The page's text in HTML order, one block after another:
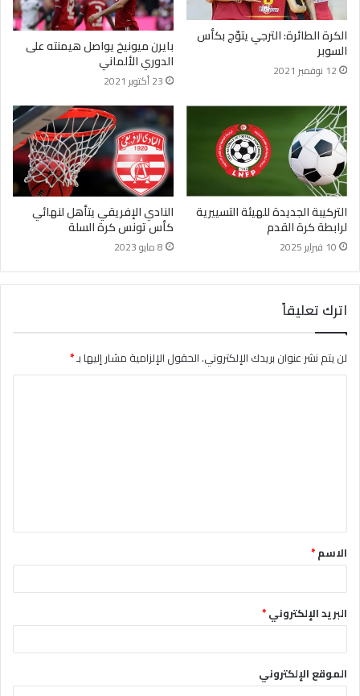
الكرة الطائرة: الترجي يتوّج بكأس
السوبر
12 نوفمبر 2021
بايرن ميونيخ يواصل هيمنته على
الدوري الألماني
23 أكتوبر 2021
التركيبة الجديدة للهيئة التسييرية
لرابطة كرة القدم
10 فبراير 2025
النادي الإفريقي يتأهل لنهائي
كأس تونس كرة السلة
8 مايو 2023
اترك تعليقاً
لن يتم نشر عنوان بريدك الإلكتروني.الحقول الإلزامية مشار إليها بـ*
ق
*الاسم*
البريد الإلكتروني*
الموقع الإلكتروني